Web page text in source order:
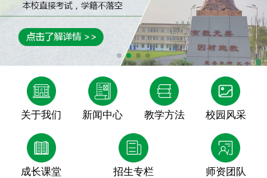
关于我们 新闻中心 教学方法 校园风采
成长课堂 招生专栏 师资团队